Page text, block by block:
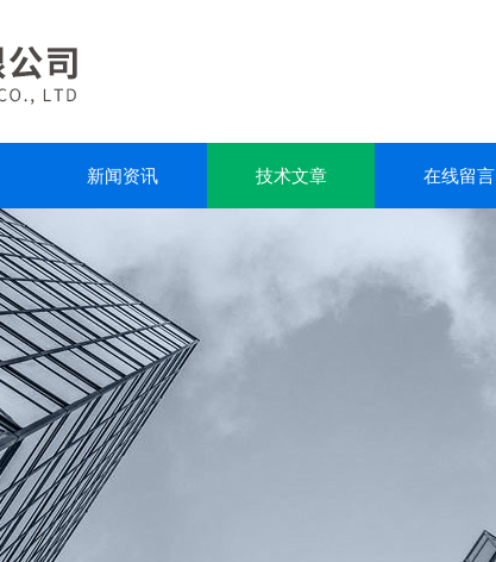
新闻资讯 技术文章 在线留言